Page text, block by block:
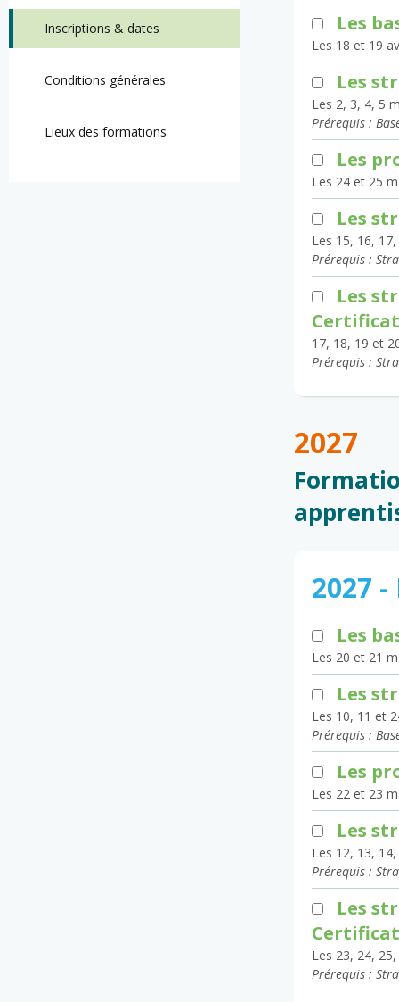
Inscriptions & dates
Conditions générales
Lieux des formations
Les
Les 18 et 19
Les
Les 2, 3, 4, 5
Prérequis :
Les
Les 24 et 25
Les
Les 15, 16,
Prérequis :
Les
17, 18, 19 et
Prérequis :
2027
2027 -
Les
Les 20 et 21
Les
Les 10, 11 et
Prérequis :
Les
Les 22 et 23
Les
Les 12, 13,
Prérequis :
Les
Les 23, 24,
Prérequis :